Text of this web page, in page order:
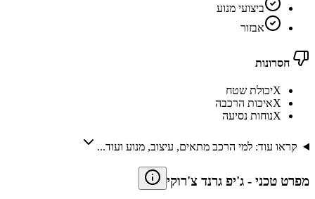
ביצועי מנוע
אבזור
חסרונות
Xיכולת שטח
Xאיכות הרכבה
Xנוחות נסיעה
קראו עוד: למי הרכב מתאים, עיצוב, מנוע ועוד...
מפרט טכני - ג'יפ גרנד צ'רוקי